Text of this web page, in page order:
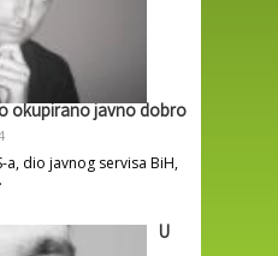
okupirano javno dobro
a, dio javnog servisa BiH,
U